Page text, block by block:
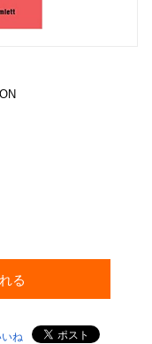
いね